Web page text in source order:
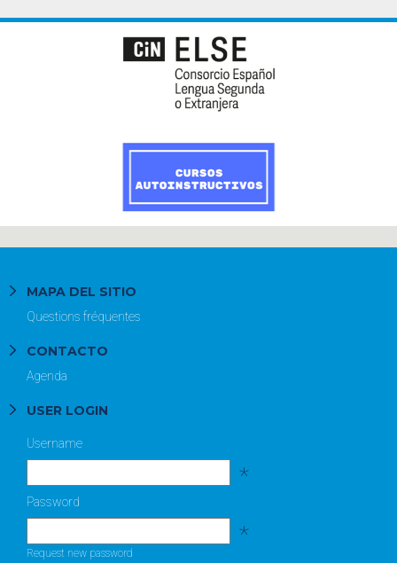
MAPA DEL SITIO
Questions fréquentes
CONTACTO
Agenda
USER LOGIN
Username
*
Password
*
Request new password